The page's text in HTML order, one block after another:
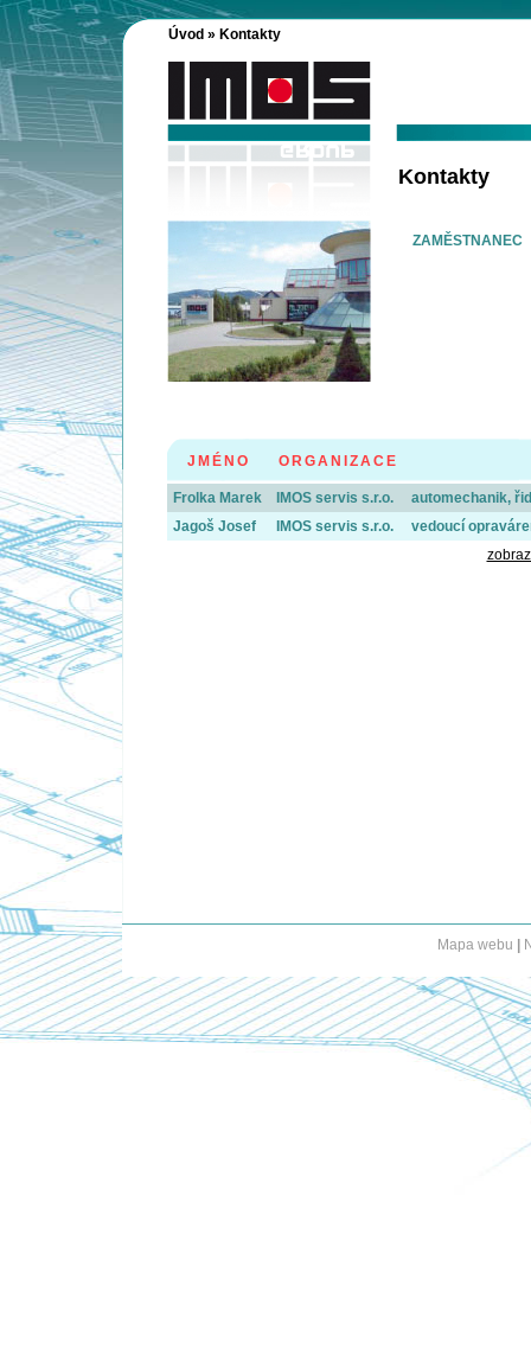
Úvod » Kontakty
Kontakty
ZAMĚSTNANEC
JMÉNO ORGANIZACE
Frolka Marek IMOS servis s.r.o.
automechanik,
Jagoš Josef
IMOS servis s.r.o.
vedoucí
Mapa webu